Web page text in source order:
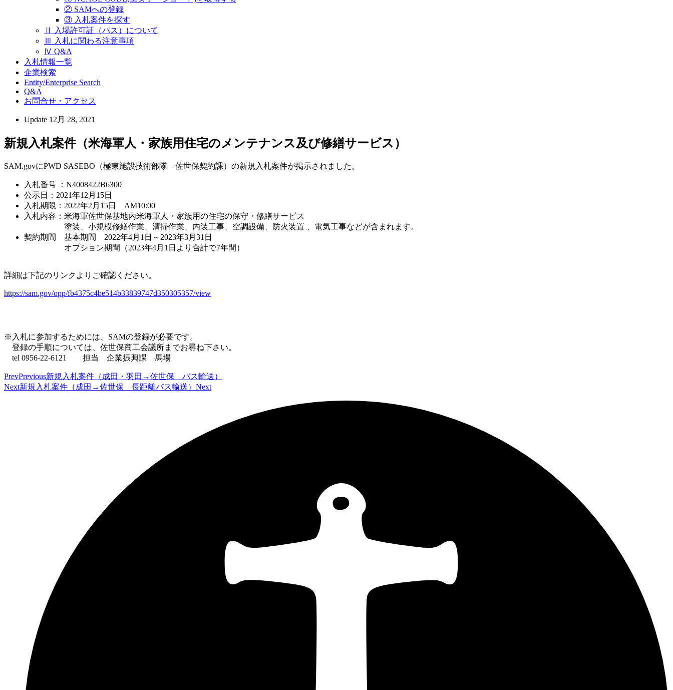
② SAMへの登録
③ 入札案件を探す
Ⅱ 入場許可証（パス）について
Ⅲ 入札に関わる注意事項
Ⅳ Q&A
入札情報一覧
企業検索
Entity/Enterprise Search
Q&A
お問合せ・アクセス
Update 12月 28, 2021
新規入札案件（米海軍人・家族用住宅のメンテナンス及び修繕サービス）
SAM.govにPWD SASEBO（極東施設技術部隊 佐世保契約課）の新規入札案件が掲示されました。
入札番号 ：N4008422B6300
公示日：2021年12月15日
入札期限：2022年2月15日 AM10:00
入札内容：米海軍佐世保基地内米海軍人・家族用の住宅の保守・修繕サービス
塗装、小規模修繕作業、清掃作業、内装工事、空調設備、防火装置 、電気工事などが含まれます。
契約期間 基本期間 2022年4月1日～2023年3月31日
オプション期間（2023年4月1日より合計で7年間）
詳細は下記のリンクよりご確認ください。
https://sam.gov/opp/fb4375c4be514b33839747d350305357/view
※入札に参加するためには、SAMの登録が必要です。
登録の手順については、佐世保商工会議所までお尋ね下さい。
tel 0956-22-6121 担当 企業振興課 馬場
PrevPrevious新規入札案件（成田・羽田→佐世保 バス輸送）
Next新規入札案件（成田→佐世保 長距離バス輸送） Next